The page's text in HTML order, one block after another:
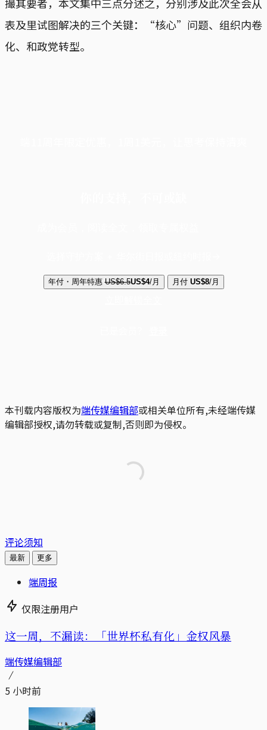
表及里试图解决的三个关键：“核心”问题、组织内卷
化、和政党转型。
年付・周年特惠 US$6.5US$4/月 月付 US$8/月
本刊载内容版权为端传媒编辑部或相关单位所有,未经端传媒
编辑部授权,请勿转载或复制,否则即为侵权。
评论须知
最新 更多
端周报
仅限注册用户
这一周，不漏读：「世界杯私有化」金权风暴
端传媒编辑部
5 小时前